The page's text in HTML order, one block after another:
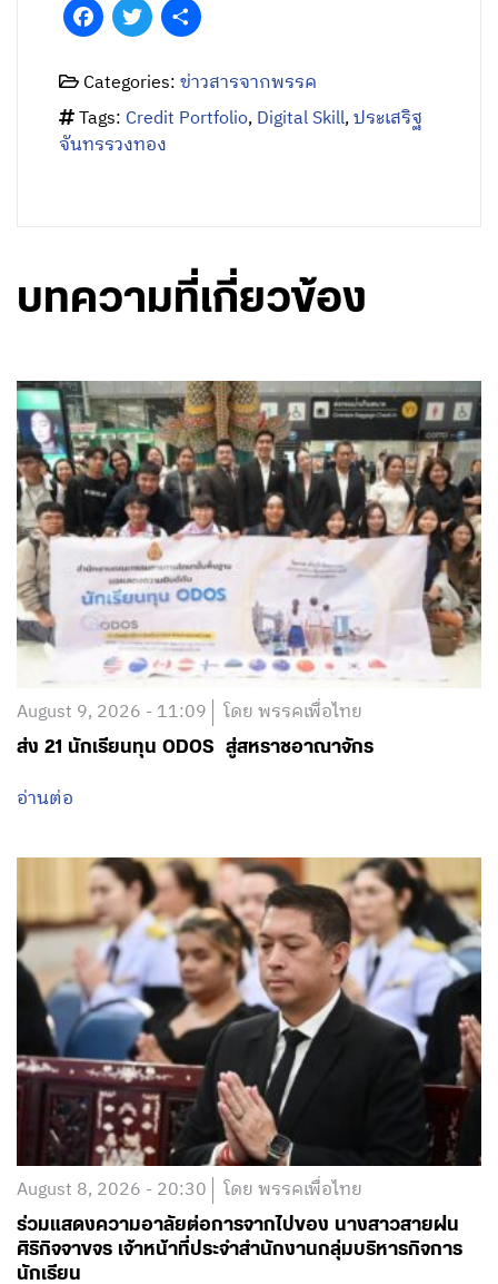
FacebookTwitter
Categories:ข่าวสารจากพรรค
Tags: Credit Portfolio,Digital Skill,ประเสริฐ
จันทรรวงทอง
บทความที่เกี่ยวข้อง
August 9, 2026 - 11:09 โดย พรรคเพื่อไทย
ส่ง 21 นักเรียนทุน ODOS สู่สหราชอาณาจักร
อ่านต่อ
August 8, 2026 - 20:30 โดย พรรคเพื่อไทย
ร่วมแสดงความอาลัยต่อการจากไปของ นางสาวสายฝน
ศิริกิจจาขจร เจ้าหน้าที่ประจำสำนักงานกลุ่มบริหารกิจการ
นักเรียน